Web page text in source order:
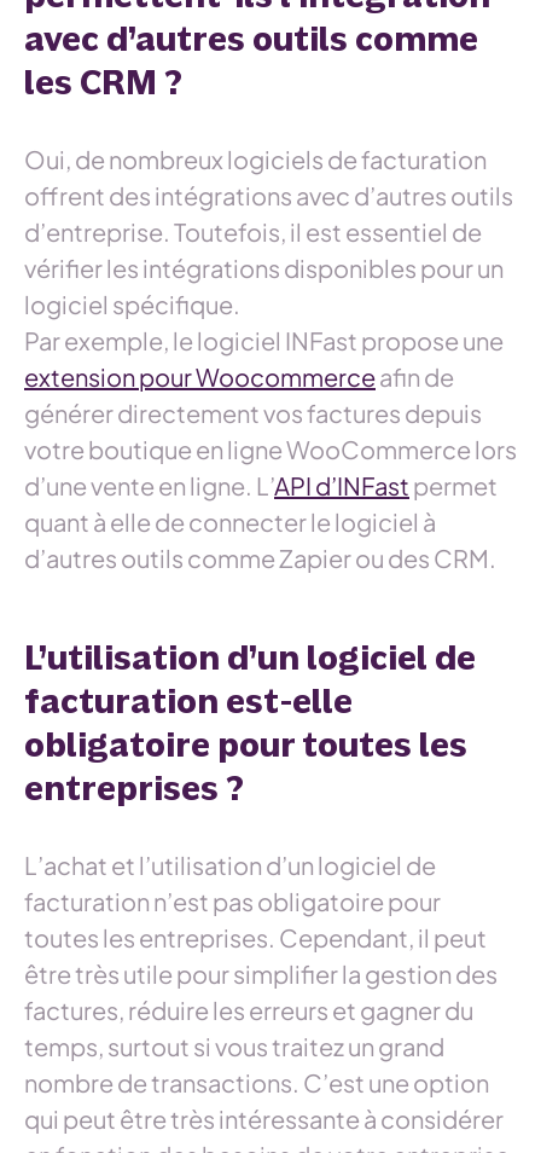
avec d’autres outils comme
les CRM ?
Oui, de nombreux logiciels de facturation
offrent des intégrations avec d’autres outils
d’entreprise. Toutefois, il est essentiel de
vérifier les intégrations disponibles pour un
logiciel spécifique.
Par exemple, le logiciel INFast propose une
extension pour Woocommerceafin de
générer directement vos factures depuis
votre boutique en ligne WooCommerce lors
d’une vente en ligne. L’API d’INFast permet
quant à elle de connecter le logiciel à
d’autres outils comme Zapier ou des CRM.
L’utilisation d’un logiciel de
facturation est-elle
obligatoire pour toutes les
entreprises ?
L’achat et l’utilisation d’un logiciel de
facturation n’est pas obligatoire pour
toutes les entreprises. Cependant, il peut
être très utile pour simplifier la gestion des
factures, réduire les erreurs et gagner du
temps, surtout si vous traitez un grand
nombre de transactions. C’est une option
qui peut être très intéressante à considérer